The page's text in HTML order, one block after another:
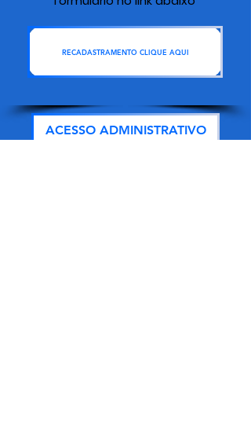
RECADASTRAMENTO CLIQUE AQUI
ACESSO ADMINISTRATIVO